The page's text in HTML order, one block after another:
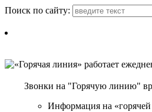
Поиск по сайту:
Звонки на "Горячую линию"
Информация на